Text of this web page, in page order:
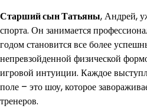
Старший сын Татьяны, Андрей,
спорта. Он занимается
годом становится все более
непревзойденной физической
игровой интуиции. Каждое
поле – это шоу, которое
тренеров.